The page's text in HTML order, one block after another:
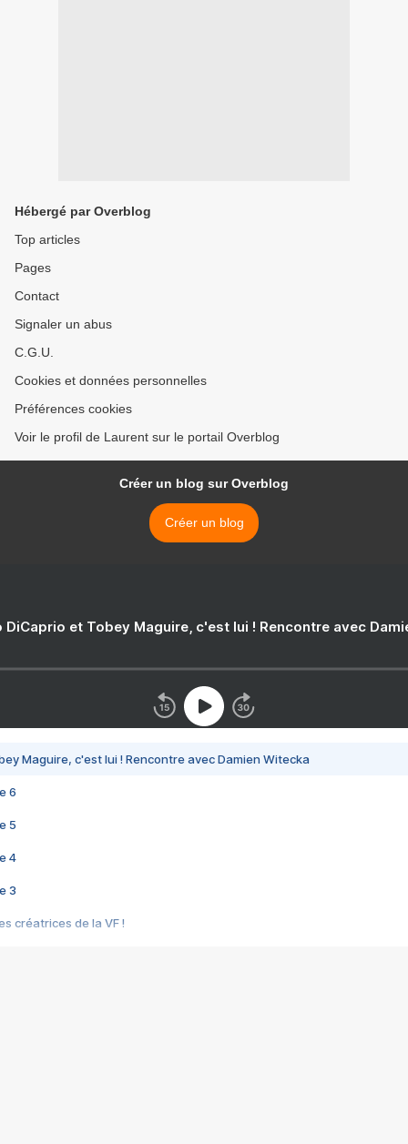
Hébergé par Overblog
Top articles
Pages
Contact
Signaler un abus
C.G.U.
Cookies et données personnelles
Préférences cookies
Voir le profil de Laurent sur le portail Overblog
Créer un blog sur Overblog
Créer un blog
DiCaprio et Tobey Maguire, c'est lui ! Rencontre avec
Maguire, c'est lui ! Rencontre avec Damien Witecka
6
5
4
3
créatrices de la VF !